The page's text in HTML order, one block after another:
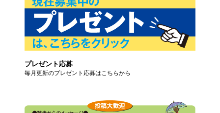
プレゼント応募
毎月更新のプレゼント応募はこちらから